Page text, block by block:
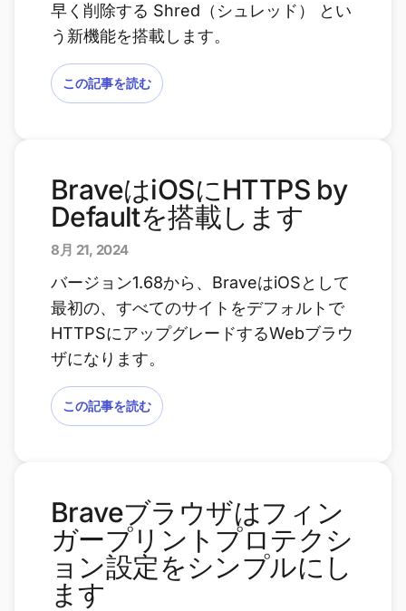
早く削除する Shred（シュレッド） とい
う新機能を搭載します。
この記事を読む
BraveはiOSにHTTPS by
Defaultを搭載します
8月 21, 2024
バージョン1.68から、BraveはiOSとして
最初の、すべてのサイトをデフォルトで
HTTPSにアップグレードするWebブラウ
ザになります。
この記事を読む
Braveブラウザはフィン
ガープリントプロテクシ
ョン設定をシンプルにし
ます